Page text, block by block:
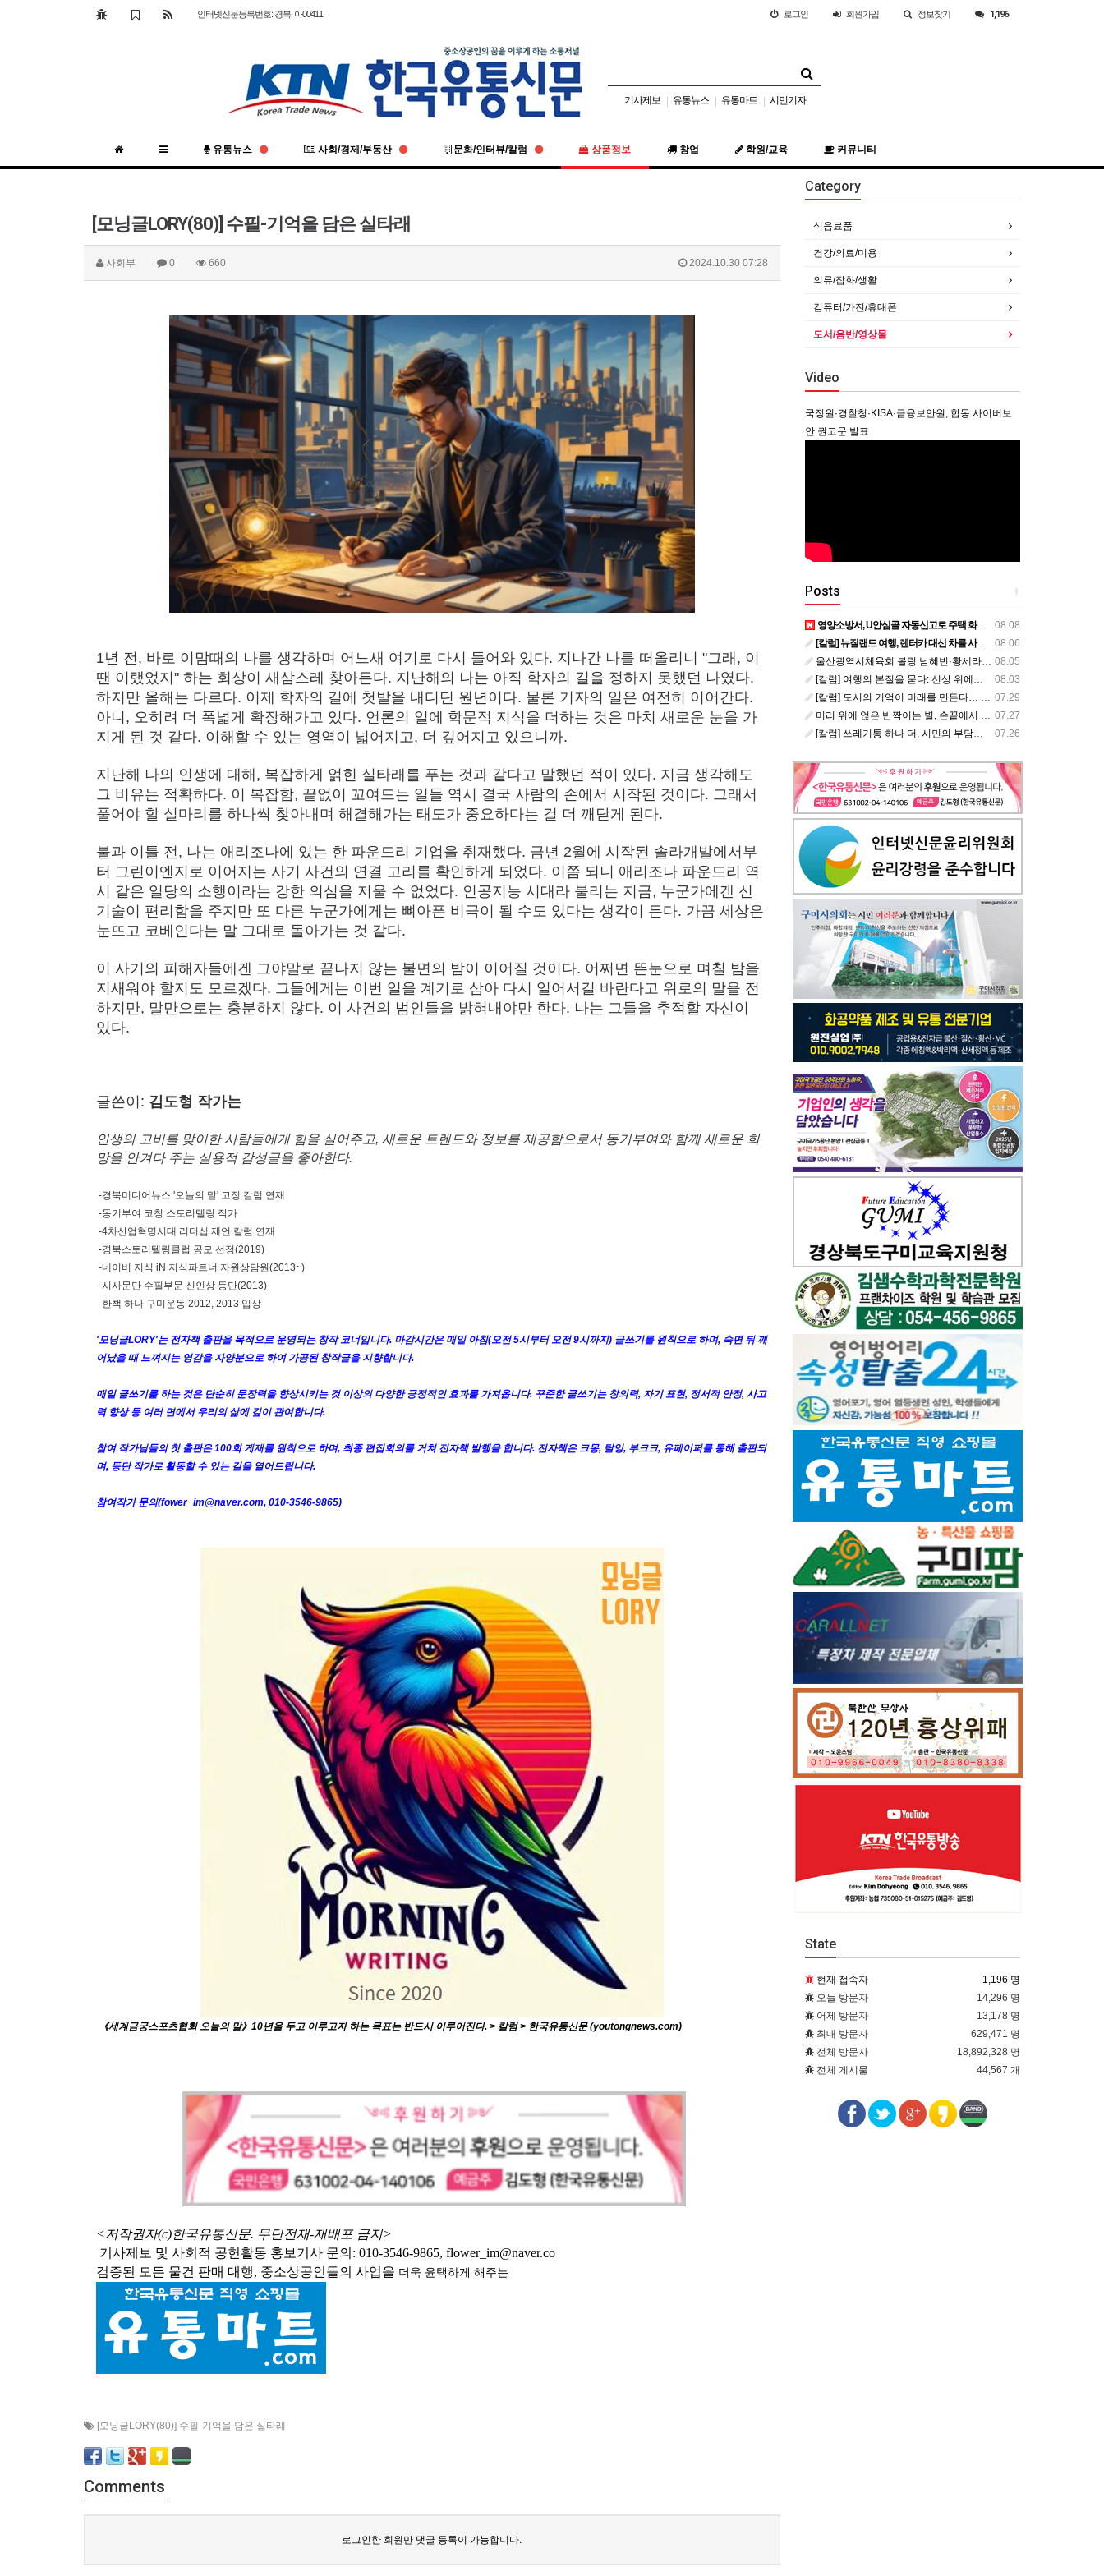
인터넷신문등록번호: 경북, 아00411 로그인 회원가입 정보찾기 1,196
기사제보 | 유통뉴스 | 유통마트 | 시민기자
유통뉴스 사회/경제/부동산 문화/인터뷰/칼럼 상품정보 창업 학원/교육 커뮤니티
[모닝글LORY(80)] 수필-기억을 담은 실타래
사회부 0 660 2024.10.30 07:28
1년 전, 바로 이맘때의 나를 생각하며 어느새 여기로 다시 들어와 있다. 지나간 나를 떠올리니 "그래, 이
땐 이랬었지" 하는 회상이 새삼스레 찾아든다. 지난해의 나는 아직 학자의 길을 정하지 못했던 나였다.
하지만 올해는 다르다. 이제 학자의 길에 첫발을 내디딘 원년이다. 물론 기자의 일은 여전히 이어간다.
아니, 오히려 더 폭넓게 확장해가고 있다. 언론의 일에 학문적 지식을 더하는 것은 마치 새로운 눈을 가
지게 된 것 같다. 이해할 수 있는 영역이 넓어지고, 더 깊어지고 있으니까.
지난해 나의 인생에 대해, 복잡하게 얽힌 실타래를 푸는 것과 같다고 말했던 적이 있다. 지금 생각해도
그 비유는 적확하다. 이 복잡함, 끝없이 꼬여드는 일들 역시 결국 사람의 손에서 시작된 것이다. 그래서
풀어야 할 실마리를 하나씩 찾아내며 해결해가는 태도가 중요하다는 걸 더 깨닫게 된다.
불과 이틀 전, 나는 애리조나에 있는 한 파운드리 기업을 취재했다. 금년 2월에 시작된 솔라개발에서부
터 그린이엔지로 이어지는 사기 사건의 연결 고리를 확인하게 되었다. 이쯤 되니 애리조나 파운드리 역
시 같은 일당의 소행이라는 강한 의심을 지울 수 없었다. 인공지능 시대라 불리는 지금, 누군가에겐 신
기술이 편리함을 주지만 또 다른 누군가에게는 뼈아픈 비극이 될 수도 있다는 생각이 든다. 가끔 세상은
눈뜨고 코베인다는 말 그대로 돌아가는 것 같다.
이 사기의 피해자들에겐 그야말로 끝나지 않는 불면의 밤이 이어질 것이다. 어쩌면 뜬눈으로 며칠 밤을
지새워야 할지도 모르겠다. 그들에게는 이번 일을 계기로 삼아 다시 일어서길 바란다고 위로의 말을 전
하지만, 말만으로는 충분하지 않다. 이 사건의 범인들을 밝혀내야만 한다. 나는 그들을 추적할 자신이
있다.
글쓴이: 김도형 작가는
인생의 고비를 맞이한 사람들에게 힘을 실어주고, 새로운 트렌드와 정보를 제공함으로서 동기부여와 함께 새로운 희
망을 안겨다 주는 실용적 감성글을 좋아한다.
-경북미디어뉴스 '오늘의 말' 고정 칼럼 연재
-동기부여 코칭 스토리텔링 작가
-4차산업혁명시대 리더십 제언 칼럼 연재
-경북스토리텔링클럽 공모 선정(2019)
-네이버 지식 iN 지식파트너 자원상담원(2013~)
-시사문단 수필부문 신인상 등단(2013)
-한책 하나 구미운동 2012, 2013 입상
'모닝글LORY'는 전자책 출판을 목적으로 운영되는 창작 코너입니다. 마감시간은 매일 아침(오전 5시부터 오전 9시까지) 글쓰기를 원칙으로 하며, 숙면 뒤 깨
어났을 때 느껴지는 영감을 자양분으로 하여 가공된 창작글을 지향합니다.
매일 글쓰기를 하는 것은 단순히 문장력을 향상시키는 것 이상의 다양한 긍정적인 효과를 가져옵니다. 꾸준한 글쓰기는 창의력, 자기 표현, 정서적 안정, 사고
력 향상 등 여러 면에서 우리의 삶에 깊이 관여합니다.
참여 작가님들의 첫 출판은 100회 게재를 원칙으로 하며, 최종 편집회의를 거쳐 전자책 발행을 합니다. 전자책은 크몽, 탈잉, 부크크, 유페이퍼를 통해 출판되
며, 등단 작가로 활동할 수 있는 길을 열어드립니다.
참여작가 문의(fower_im@naver.com, 010-3546-9865)
《세계금궁스포츠협회 오늘의 말》10년을 두고 이루고자 하는 목표는 반드시 이루어진다. > 칼럼 > 한국유통신문 (youtongnews.com)
<저작권자(c)한국유통신문. 무단전재-재배포 금지>
기사제보 및 사회적 공헌활동 홍보기사 문의: 010-3546-9865, flower_im@naver.co
검증된 모든 물건 판매 대행, 중소상공인들의 사업을 더욱 윤택하게 해주는
[모닝글LORY(80)] 수필-기억을 담은 실타래
Comments
로그인한 회원만 댓글 등록이 가능합니다.
Category
식음료품
건강/의료/미용
의류/잡화/생활
컴퓨터/가전/휴대폰
도서/음반/영상물
Video
국정원·경찰청·KISA·금융보안원, 합동 사이버보
안 권고문 발표
+
Posts
08.08
영양소방서, U안심콜 자동신고로 주택 화재 피해 막아
08.06
[칼럼] 뉴질랜드 여행, 렌터카 대신 차를 사볼까?
08.05
울산광역시체육회 볼링 남혜빈·황세라, 국가대표 평가전 통과… ‘아시아선수권 출전’
08.03
[칼럼] 여행의 본질을 묻다: 선상 위에서 펼쳐지는 공간과 사람, 그리고 미식의 미학
07.29
[칼럼] 도시의 기억이 미래를 만든다… 크라이스트처치와 한국 도시가 주는 교훈
07.27
머리 위에 얹은 반짝이는 별, 손끝에서 피어난 우리의 정체성
07.26
[칼럼] 쓰레기통 하나 더, 시민의 부담도 하나 더
State
현재 접속자
1,196 명
오늘 방문자
14,296 명
어제 방문자
13,178 명
최대 방문자
629,471 명
전체 방문자
18,892,328 명
전체 게시물
44,567 개